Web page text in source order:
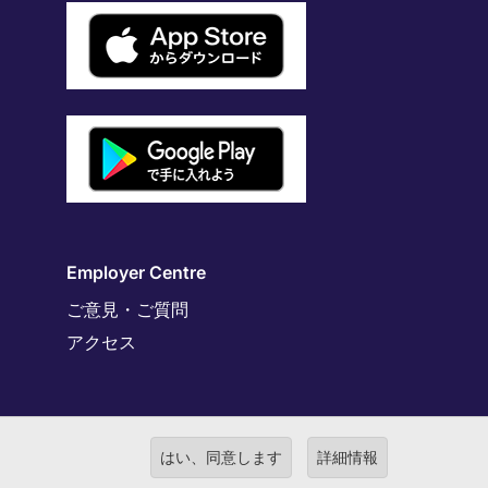
Employer Centre
ご意見・ご質問
アクセス
はい、同意します 詳細情報